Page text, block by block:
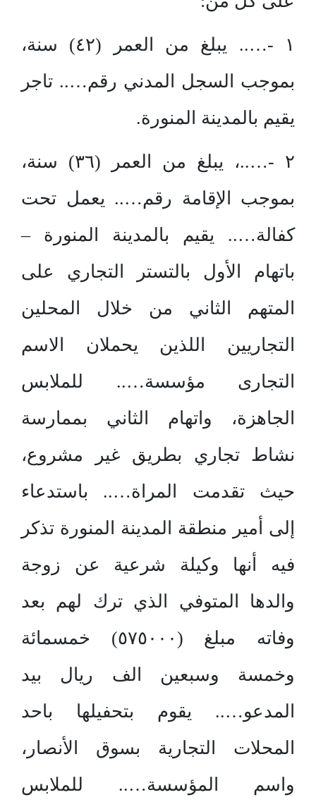
١ -….. يبلغ من العمر (٤٢) سنة،
بموجب السجل المدني رقم….. تاجر
يقيم بالمدينة المنورة.
٢ -…..، يبلغ من العمر (٣٦) سنة،
بموجب الإقامة رقم….. يعمل تحت
كفالة….. يقيم بالمدينة المنورة –
باتهام الأول بالتستر التجاري على
المتهم الثاني من خلال المحلين
التجاريين اللذين يحملان الاسم
التجارى مؤسسة….. للملابس
الجاهزة، واتهام الثاني بممارسة
نشاط تجاري بطريق غير مشروع،
حيث تقدمت المراة….. باستدعاء
إلى أمير منطقة المدينة المنورة تذكر
فيه أنها وكيلة شرعية عن زوجة
والدها المتوفي الذي ترك لهم بعد
وفاته مبلغ (٥٧٥٠٠٠) خمسمائة
وخمسة وسبعين الف ريال بيد
المدعو….. يقوم بتحفيلها باحد
المحلات التجارية بسوق الأنصار،
واسم المؤسسة….. للملابس